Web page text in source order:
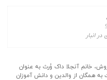
انبار
خانم آنجلا داک وُرث به عنوان
همگان از والدین و دانش آموزان